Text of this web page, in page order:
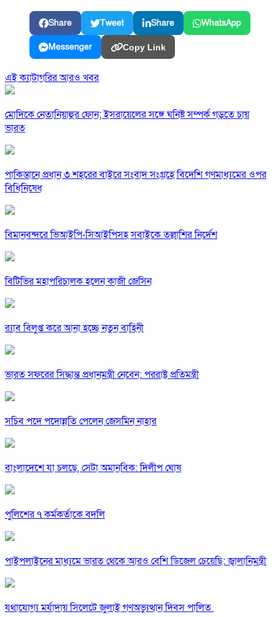
Share Tweet Share WhatsApp
Messenger Copy Link
এই ক্যাটাগরির আরও খবর
মোদিকে নেতানিয়াহুর ফোন; ইসরায়েলের সঙ্গে ঘনিষ্ট সম্পর্ক গড়তে চায়
ভারত
পাকিস্তানে প্রধান ৩ শহরের বাইরে সংবাদ সংগ্রহে বিদেশি গণমাধ্যমের ওপর
বিধিনিষেধ
বিমানবন্দরে ভিআইপি-সিআইপিসহ সবাইকে তল্লাশির নির্দেশ
বিটিভির মহাপরিচালক হলেন কাজী জেসিন
র‍্যাব বিলুপ্ত করে আনা হচ্ছে নতুন বাহিনী
ভারত সফরের সিদ্ধান্ত প্রধানমন্ত্রী নেবেন: পররাষ্ট্র প্রতিমন্ত্রী
সচিব পদে পদোন্নতি পেলেন জেসমিন নাহার
বাংলাদেশে যা চলছে, সেটা অমানবিক: দিলীপ ঘোষ
পুলিশের ৭ কর্মকর্তাকে বদলি
পাইপলাইনের মাধ্যমে ভারত থেকে আরও বেশি ডিজেল চেয়েছি: জ্বালানিমন্ত্রী
যথাযোগ্য মর্যাদায় সিলেটে জুলাই গণঅভ্যুত্থান দিবস পালিত